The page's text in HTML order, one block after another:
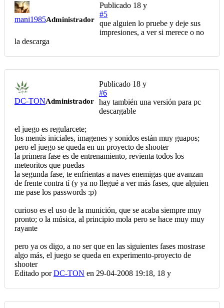
mani1985Administrador
Publicado 18 y
#5
que alguien lo pruebe y deje sus
impresiones, a ver si merece o no
la descarga
DC-TONAdministrador
Publicado 18 y
#6
hay también una versión para pc
descargable
el juego es regularcete;
los menús iniciales, imagenes y sonidos están muy guapos;
pero el juego se queda en un proyecto de shooter
la primera fase es de entrenamiento, revienta todos los
meteoritos que puedas
la segunda fase, te enfrientas a naves enemigas que avanzan
de frente contra tí (y ya no llegué a ver más fases, que alguien
me pase los passwords :p)
curioso es el uso de la munición, que se acaba siempre muy
pronto; o la música, al principio mola pero se hace muy muy
rayante
pero ya os digo, a no ser que en las siguientes fases mostrase
algo más, el juego se queda en experimento-proyecto de
shooter
Editado porDC-TON en 29-04-2008 19:18, 18 y